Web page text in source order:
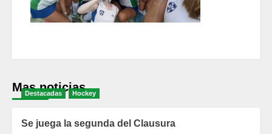
Mas noticias
Destacadas Hockey
Se juega la segunda del Clausura